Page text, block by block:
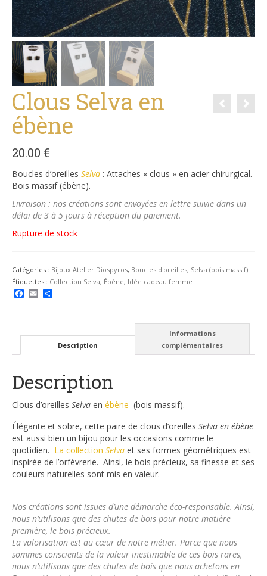
Clous Selva en
ébène
20.00 €
Boucles d’oreilles Selva : Attaches « clous » en acier chirurgical.
Bois massif (ébène).
Livraison : nos créations sont envoyées en lettre suivie dans un
délai de 3 à 5 jours à réception du paiement.
Rupture de stock
Catégories : Bijoux Atelier Diospyros, Boucles d'oreilles, Selva (bois massif)
Étiquettes : Collection Selva, Ébène, Idée cadeau femme
Facebook
Email
Description
Informations
complémentaires
Description
Clous d’oreilles Selva en ébène (bois massif).
Élégante et sobre, cette paire de clous d’oreilles Selva en ébène
est aussi bien un bijou pour les occasions comme le
quotidien. L a collection Selva et ses formes géométriques est
inspirée de l’orfèvrerie. Ainsi, le bois précieux, sa finesse et ses
couleurs naturelles sont mis en valeur.
Nos créations sont issues d’une démarche éco-responsable. Ainsi,
nous n’utilisons que des chutes de bois pour notre matière
première, le bois précieux.
La valorisation est au cœur de notre métier. Parce que nous
sommes conscients de la valeur inestimable de ces bois rares,
nous n’utilisons que des chutes de bois que nous achetons en